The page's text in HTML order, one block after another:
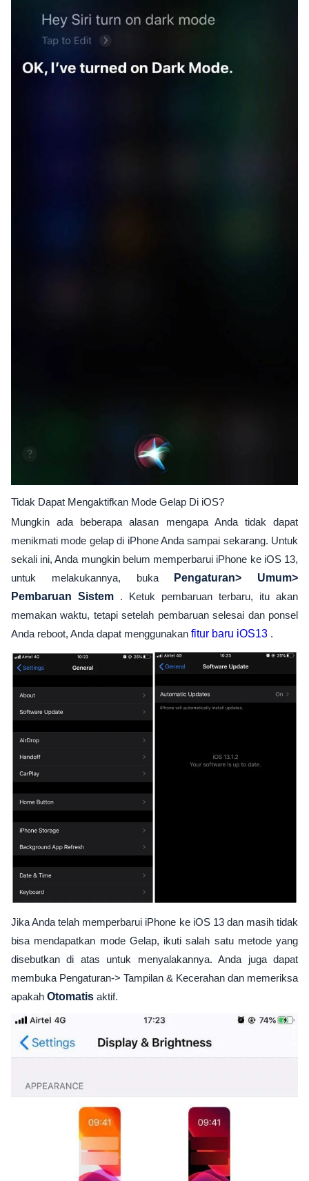
Tidak Dapat Mengaktifkan Mode Gelap Di iOS?
Mungkin ada beberapa alasan mengapa Anda tidak dapat
menikmati mode gelap di iPhone Anda sampai sekarang. Untuk
sekali ini, Anda mungkin belum memperbarui iPhone ke iOS 13,
untuk melakukannya, buka
Pengaturan> Umum>
Pembaruan Sistem . Ketuk pembaruan terbaru, itu akan
memakan waktu, tetapi setelah pembaruan selesai dan ponsel
Anda reboot, Anda dapat menggunakan fitur baru iOS13 .
Jika Anda telah memperbarui iPhone ke iOS 13 dan masih tidak
bisa mendapatkan mode Gelap, ikuti salah satu metode yang
disebutkan di atas untuk menyalakannya. Anda juga dapat
membuka Pengaturan-> Tampilan & Kecerahan dan memeriksa
apakah Otomatis aktif.